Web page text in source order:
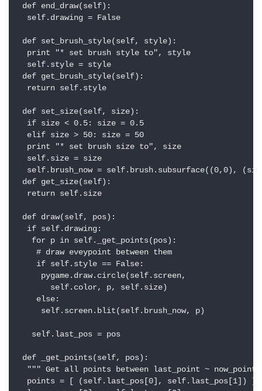
def end_draw(self):
  self.drawing = False
def set_brush_style(self, style):
  print "* set brush style to", style
  self.style = style
def get_brush_style(self):
  return self.style
def set_size(self, size):
  if size < 0.5: size = 0.5
  elif size > 50: size = 50
  print "* set brush size to", size
  self.size = size
self.brush_now = self.brush.subsurface((0,0),
def get_size(self):
  return self.size
def draw(self, pos):
  if self.drawing:
   for p in self._get_points(pos):
    # draw eveypoint between them
    if self.style == False:
     pygame.draw.circle(self.screen,
       self.color, p, self.size)
    else:
     self.screen.blit(self.brush_now, p)
   self.last_pos = pos
def _get_points(self, pos):
""" Get all points between last_point ~
  points = [ (self.last_pos[0], self.last_pos[1]) ]